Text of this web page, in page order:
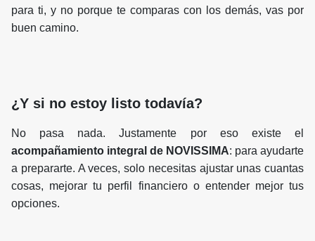
para ti, y no porque te comparas con los demás, vas por
buen camino.
¿Y si no estoy listo todavía?
No pasa nada. Justamente por eso existe el
acompañamiento integral de NOVISSIMA: para ayudarte
a prepararte. A veces, solo necesitas ajustar unas cuantas
cosas, mejorar tu perfil financiero o entender mejor tus
opciones.